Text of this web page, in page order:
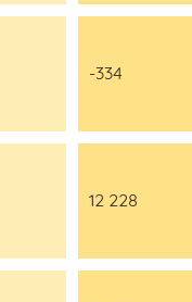
-334
12 228